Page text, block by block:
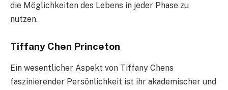
die Möglichkeiten des Lebens in jeder Phase zu
nutzen.
Tiffany Chen Princeton
Ein wesentlicher Aspekt von Tiffany Chens
faszinierender Persönlichkeit ist ihr akademischer und